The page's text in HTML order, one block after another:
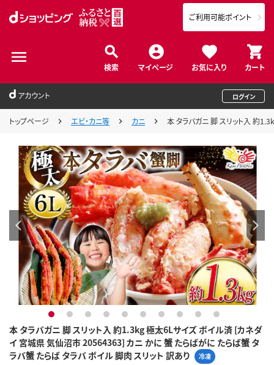
検索 マイページ お気に入り カート
ご利用可能ポイント
アカウント ログイン
トップページ エビ・カニ等 カニ 本 タラバガニ 脚 スリット入 約
本 タラバガニ 脚 スリット入 約1.3kg 極太6Lサイズ ボイル済 [カネダ
イ 宮城県 気仙沼市 20564363] カニ かに 蟹 たらばがに たらば蟹 タ
ラバ蟹 たらば タラバ ボイル 脚肉 スリット 訳あり
冷凍
1 2 3 4 5 6 7 8 9 10